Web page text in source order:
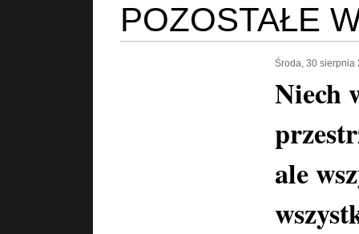
POZOSTAŁE
Środa, 30 sierpnia
Niech
ale